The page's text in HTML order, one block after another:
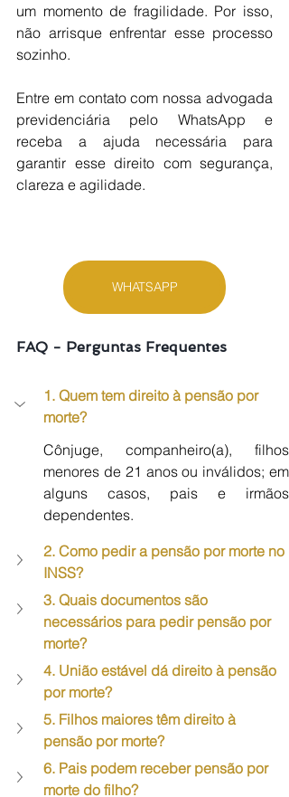
um momento de fragilidade. Por isso,
não arrisque enfrentar esse processo
sozinho.
Entre em contato com nossa advogada
previdenciária pelo WhatsApp e
receba a ajuda necessária para
garantir esse direito com segurança,
clareza e agilidade.
WHATSAPP
FAQ - Perguntas Frequentes
1. Quem tem direito à pensão por
morte?
Cônjuge, companheiro(a), filhos
menores de 21 anos ou inválidos; em
alguns casos, pais e irmãos
dependentes.
2. Como pedir a pensão por morte no
INSS?
3. Quais documentos são
necessários para pedir pensão por
morte?
4. União estável dá direito à pensão
por morte?
5. Filhos maiores têm direito à
pensão por morte?
6. Pais podem receber pensão por
morte do filho?